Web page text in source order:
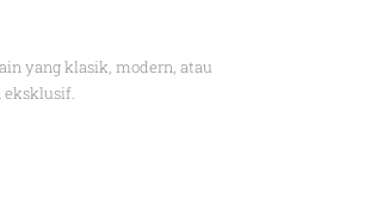
yang klasik, modern, atau
eksklusif.